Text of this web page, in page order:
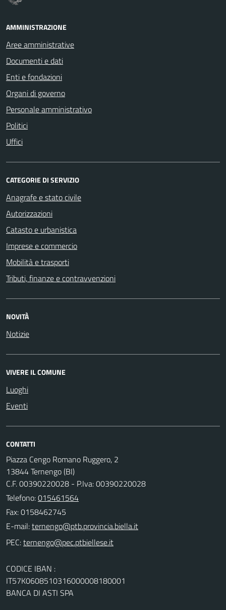
AMMINISTRAZIONE
Aree amministrative
Documenti e dati
Enti e fondazioni
Organi di governo
Personale amministrativo
Politici
Uffici
CATEGORIE DI SERVIZIO
Anagrafe e stato civile
Autorizzazioni
Catasto e urbanistica
Imprese e commercio
Mobilità e trasporti
Tributi, finanze e contravvenzioni
NOVITÀ
Notizie
VIVERE IL COMUNE
Luoghi
Eventi
CONTATTI
Piazza Cengo Romano Ruggero, 2
13844 Ternengo (BI)
C.F. 00390220028 - P.Iva: 00390220028
Telefono:015461564
Fax: 0158462745
E-mail:
PEC:
CODICE IBAN :
IT57K0608510316000008180001
BANCA DI ASTI SPA